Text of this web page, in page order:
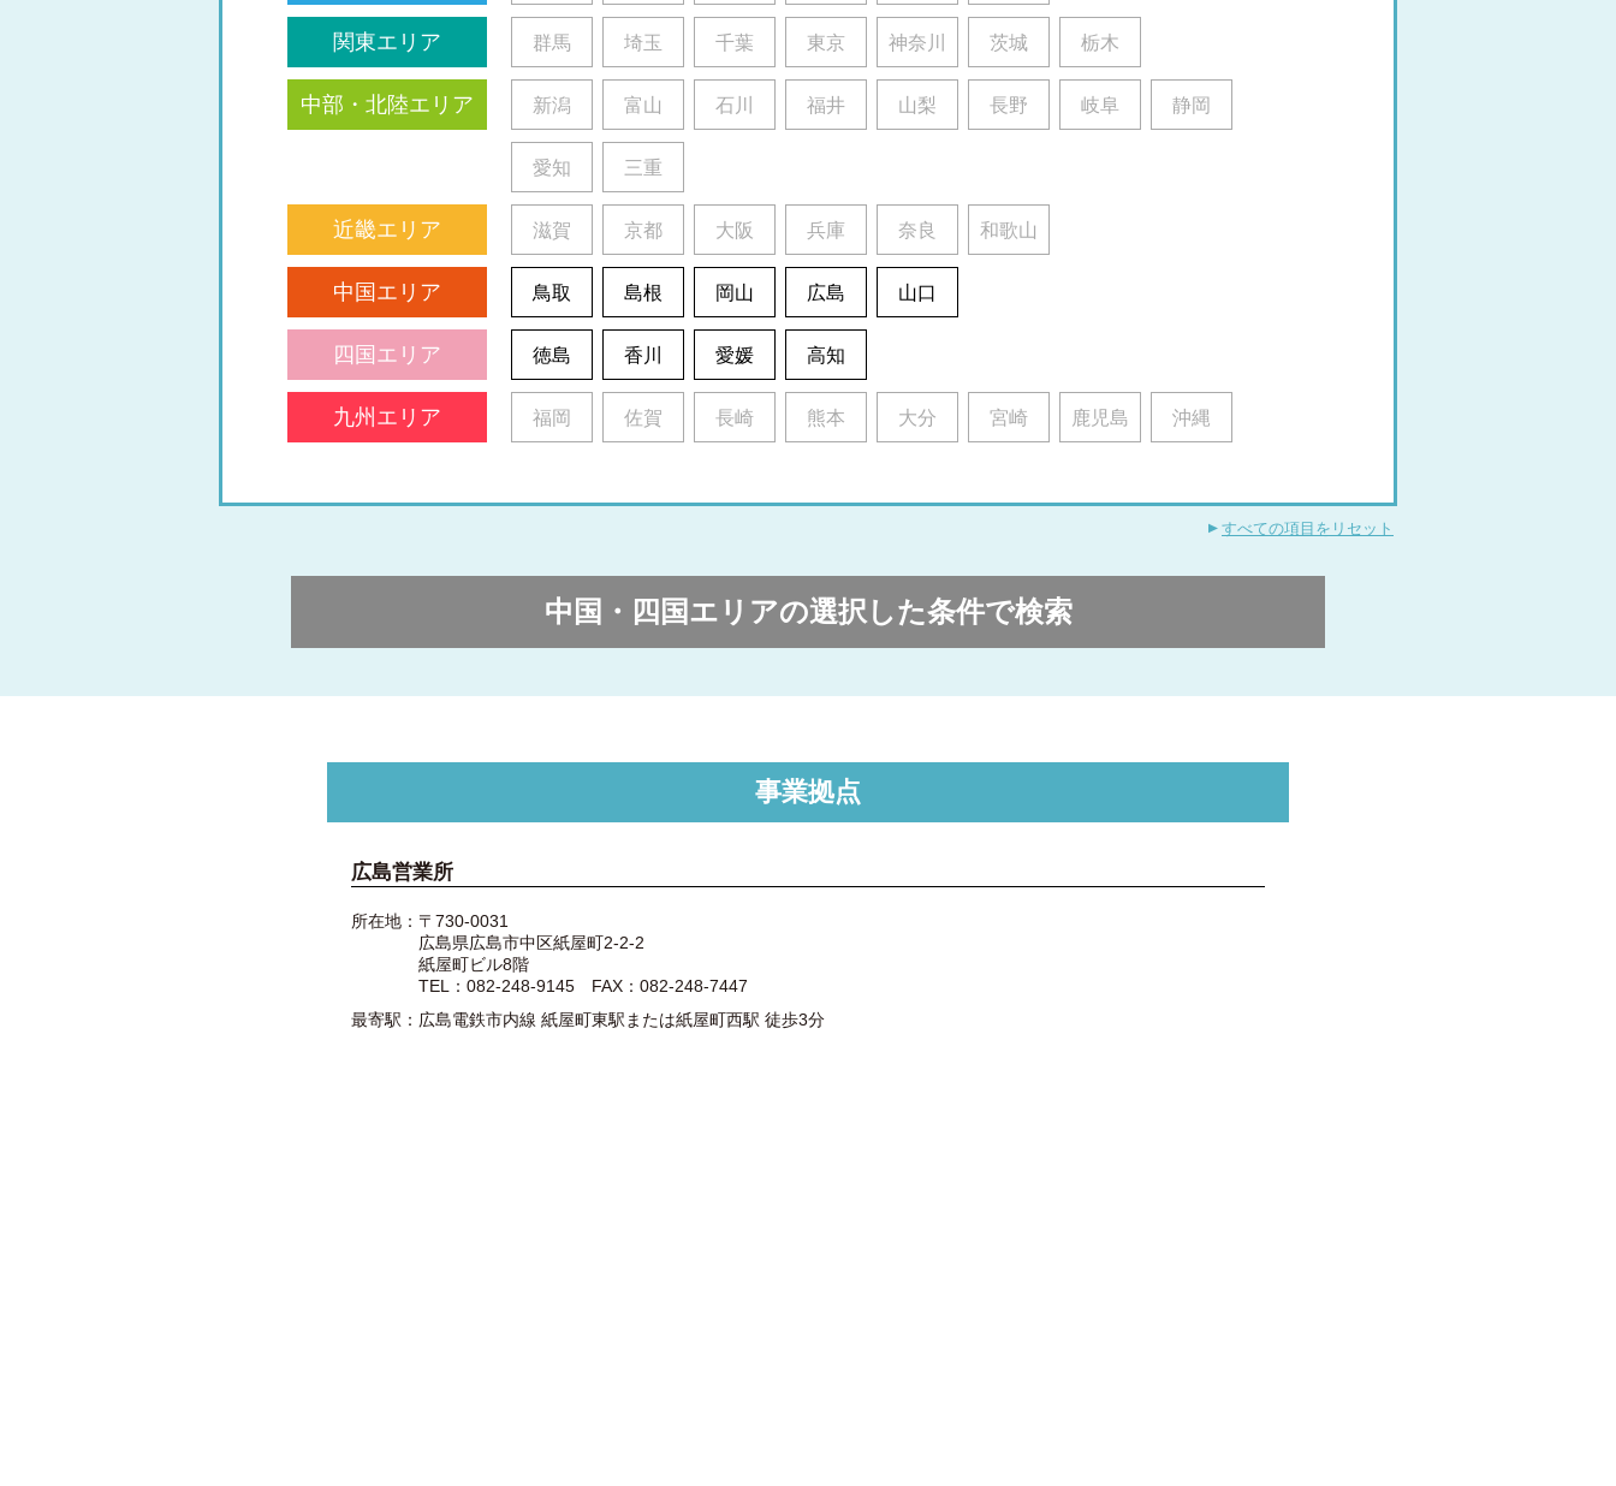
関東エリア 群馬 埼玉 千葉 東京 神奈川 茨城 栃木
中部・北陸エリア 新潟 富山 石川 福井 山梨 長野 岐阜 静岡
愛知 三重
近畿エリア 滋賀 京都 大阪 兵庫 奈良 和歌山
中国エリア 鳥取 島根 岡山 広島 山口
四国エリア 徳島 香川 愛媛 高知
九州エリア 福岡 佐賀 長崎 熊本 大分 宮崎 鹿児島 沖縄
すべての項目をリセット
事業拠点
広島営業所
所在地：〒730-0031
広島県広島市中区紙屋町2-2-2
紙屋町ビル8階
TEL： 082-248-9145 FAX：082-248-7447
最寄駅：広島電鉄市内線 紙屋町東駅または紙屋町西駅 徒歩3分